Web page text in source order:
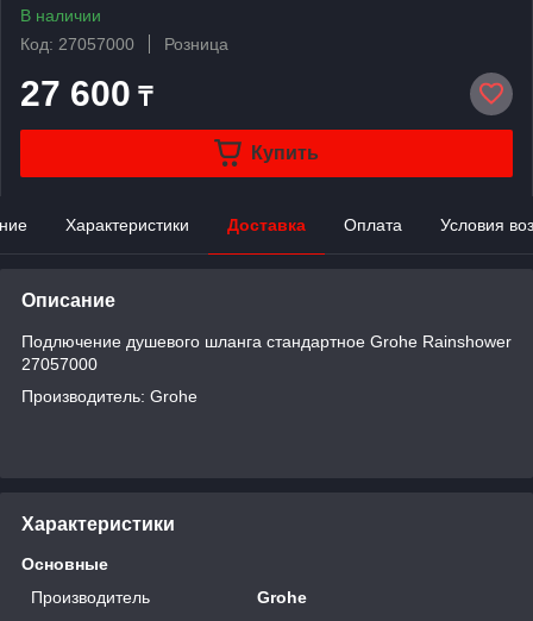
В наличии
Код: 27057000
Розница
27 600 ₸
Купить
Характеристики Доставка Оплата Условия
Описание
Подлючение душевого шланга стандартное Grohe Rainshower
27057000
Производитель: Grohe
Характеристики
Основные
Производитель
Grohe